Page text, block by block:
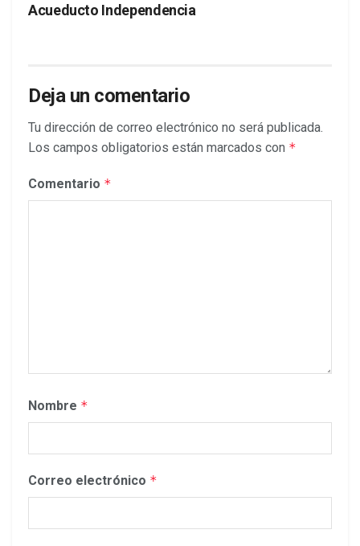
Acueducto Independencia
Deja un comentario
Tu dirección de correo electrónico no será publicada.
Los campos obligatorios están marcados con *
Comentario *
Nombre *
Correo electrónico *